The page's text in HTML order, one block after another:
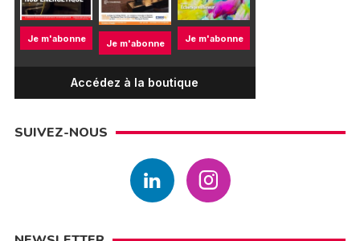
Je m'abonne Je m'abonne Je m'abonne
Accédez à la boutique
SUIVEZ-NOUS